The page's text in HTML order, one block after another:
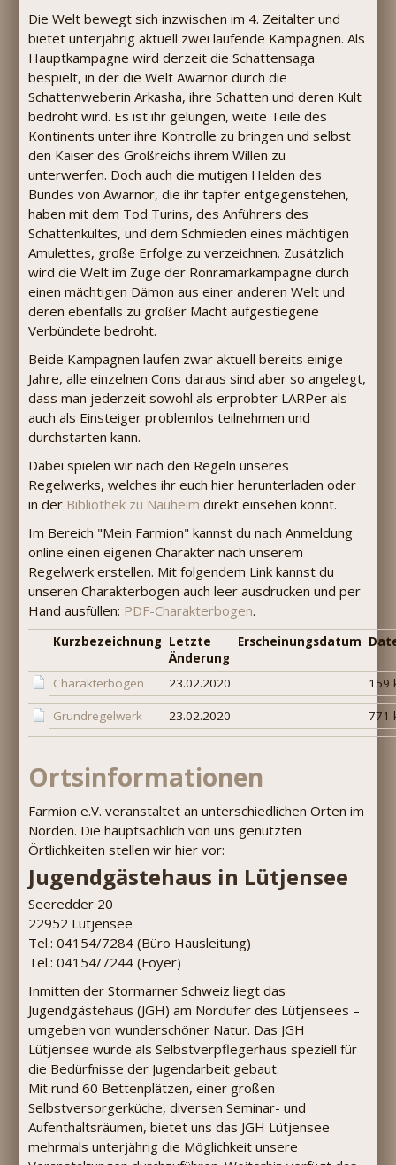
Die Welt bewegt sich inzwischen im 4. Zeitalter und
bietet unterjährig aktuell zwei laufende Kampagnen. Als
Hauptkampagne wird derzeit die Schattensaga
bespielt, in der die Welt Awarnor durch die
Schattenweberin Arkasha, ihre Schatten und deren Kult
bedroht wird. Es ist ihr gelungen, weite Teile des
Kontinents unter ihre Kontrolle zu bringen und selbst
den Kaiser des Großreichs ihrem Willen zu
unterwerfen. Doch auch die mutigen Helden des
Bundes von Awarnor, die ihr tapfer entgegenstehen,
haben mit dem Tod Turins, des Anführers des
Schattenkultes, und dem Schmieden eines mächtigen
Amulettes, große Erfolge zu verzeichnen. Zusätzlich
wird die Welt im Zuge der Ronramarkampagne durch
einen mächtigen Dämon aus einer anderen Welt und
deren ebenfalls zu großer Macht aufgestiegene
Verbündete bedroht.
Beide Kampagnen laufen zwar aktuell bereits einige
Jahre, alle einzelnen Cons daraus sind aber so angelegt,
dass man jederzeit sowohl als erprobter LARPer als
auch als Einsteiger problemlos teilnehmen und
durchstarten kann.
Dabei spielen wir nach den Regeln unseres
Regelwerks, welches ihr euch hier herunterladen oder
in der Bibliothek zu Nauheim direkt einsehen könnt.
Im Bereich "Mein Farmion" kannst du nach Anmeldung
online einen eigenen Charakter nach unserem
Regelwerk erstellen. Mit folgendem Link kannst du
unseren Charakterbogen auch leer ausdrucken und per
Hand ausfüllen: PDF-Charakterbogen.
Kurzbezeichnung Letzte
Änderung
Erscheinungsdatum
Charakterbogen 23.02.2020 159
Grundregelwerk 23.02.2020 771
Ortsinformationen
Farmion e.V. veranstaltet an unterschiedlichen Orten im
Norden. Die hauptsächlich von uns genutzten
Örtlichkeiten stellen wir hier vor:
Jugendgästehaus in Lütjensee
Seeredder 20
22952 Lütjensee
Tel.: 04154/7284 (Büro Hausleitung)
Tel.: 04154/7244 (Foyer)
Inmitten der Stormarner Schweiz liegt das
Jugendgästehaus (JGH) am Nordufer des Lütjensees –
umgeben von wunderschöner Natur. Das JGH
Lütjensee wurde als Selbstverpflegerhaus speziell für
die Bedürfnisse der Jugendarbeit gebaut.
Mit rund 60 Bettenplätzen, einer großen
Selbstversorgerküche, diversen Seminar- und
Aufenthaltsräumen, bietet uns das JGH Lütjensee
mehrmals unterjährig die Möglichkeit unsere